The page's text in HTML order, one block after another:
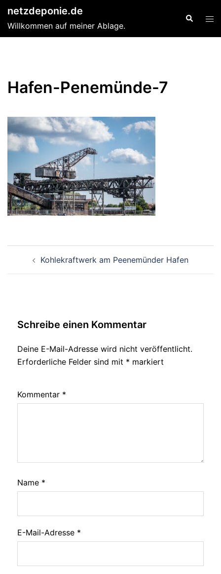
springen
netzdeponie.de
Willkommen auf meiner Ablage.
Suche
Hafen-Penemünde-7
Kohlekraftwerk am Peenemünder Hafen
Schreibe einen Kommentar
Deine E-Mail-Adresse wird nicht veröffentlicht.
Erforderliche Felder sind mit * markiert
Kommentar *
Name *
E-Mail-Adresse *